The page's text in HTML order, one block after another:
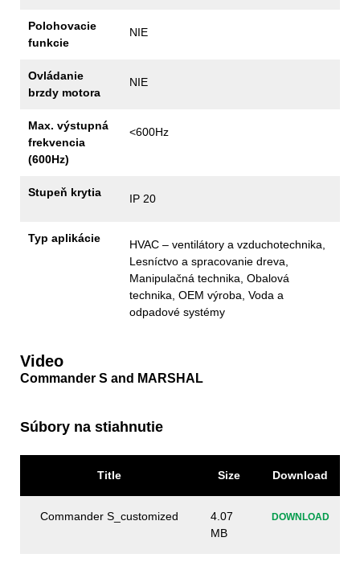
Polohovacie
funkcie
NIE
Ovládanie
brzdy motora
NIE
Max. výstupná
frekvencia
(600Hz)
<600Hz
Stupeň krytia IP 20
Typ aplikácie
HVAC – ventilátory a vzduchotechnika,
Lesníctvo a spracovanie dreva,
Manipulačná technika, Obalová
technika, OEM výroba, Voda a
odpadové systémy
Video
Commander S and MARSHAL
Súbory na stiahnutie
Title Size Download
Commander S_customized
4.07
MB
DOWNLOAD